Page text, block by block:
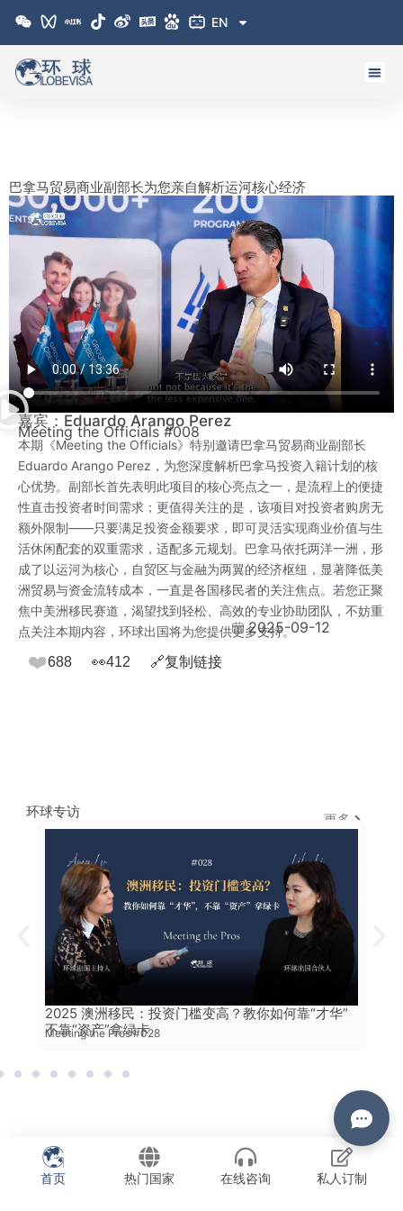
EN
巴拿马贸易商业副部长为您亲自解析运河核心经济
嘉宾：Eduardo Arango Perez
Meeting the Officials #008
本期《Meeting the Officials》特别邀请巴拿马贸易商业副部长
Eduardo Arango Perez，为您深度解析巴拿马投资入籍计划的核
心优势。副部长首先表明此项目的核心亮点之一，是流程上的便捷
性直击投资者时间需求；更值得关注的是，该项目对投资者购房无
额外限制——只要满足投资金额要求，即可灵活实现商业价值与生
活休闲配套的双重需求，适配多元规划。巴拿马依托两洋一洲，形
成了以运河为核心，自贸区与金融为两翼的经济枢纽，显著降低美
洲贸易与资金流转成本，一直是各国移民者的关注焦点。若您正聚
焦中美洲移民赛道，渴望找到轻松、高效的专业协助团队，不妨重
点关注本期内容，环球出国将为您提供更多支持。
❤️688 👀412 🔗复制链接
2025-09-12
环球专访 更多
2025 澳洲移民：投资门槛变高？教你如何靠“才华”
不靠“资产”拿绿卡
Meeting the Pros #028
首页 热门国家 在线咨询 私人订制